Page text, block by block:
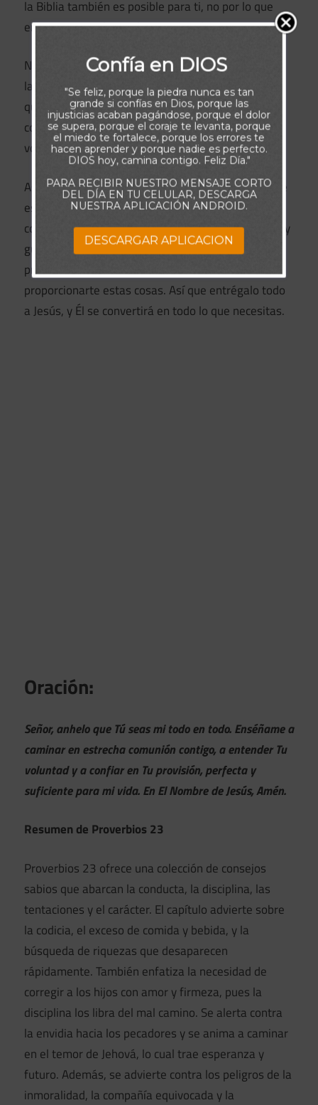
la Biblia también es posible para ti, no por lo que
eres, sino por el asombroso Dios al que sirves.
No necesitas nada más para experimentar el amor,
la sabiduría, el poder o la provisión de Dios. Todo lo
que necesitas es un corazón abierto que anhele
conocerle, unos ojos atentos a Su presencia y una
voluntad comprometida a obedecerle.
Así que tómate un momento para reflexionar: ¿Qué
es lo que realmente necesitas hoy? ¿Es
comprensión y entendimiento profundos? ¿Fuerza y
guía para superar tus pruebas? ¿Sabiduría, poder y
provisión para triunfar? Hay Alguien que anhela
proporcionarte estas cosas. Así que entrégalo todo
a Jesús, y Él se convertirá en todo lo que necesitas.
Oración:
Señor, anhelo que Tú seas mi todo en todo. Enséñame a
caminar en estrecha comunión contigo, a entender Tu
voluntad y a confiar en Tu provisión, perfecta y
suficiente para mi vida. En El Nombre de Jesús, Amén.
Resumen de Proverbios 23
Proverbios 23 ofrece una colección de consejos
sabios que abarcan la conducta, la disciplina, las
tentaciones y el carácter. El capítulo advierte sobre
la codicia, el exceso de comida y bebida, y la
búsqueda de riquezas que desaparecen
rápidamente. También enfatiza la necesidad de
corregir a los hijos con amor y firmeza, pues la
disciplina los libra del mal camino. Se alerta contra
la envidia hacia los pecadores y se anima a caminar
en el temor de Jehová, lo cual trae esperanza y
futuro. Además, se advierte contra los peligros de la
inmoralidad, la compañía equivocada y la
Confía en DIOS
"Se feliz, porque la piedra nunca es tan
grande si confías en Dios, porque las
injusticias acaban pagándose, porque el dolor
se supera, porque el coraje te levanta, porque
el miedo te fortalece, porque los errores te
hacen aprender y porque nadie es perfecto.
DIOS hoy, camina contigo. Feliz Día."
PARA RECIBIR NUESTRO MENSAJE CORTO
DEL DÍA EN TU CELULAR, DESCARGA
NUESTRA APLICACIÓN ANDROID.
DESCARGAR APLICACION